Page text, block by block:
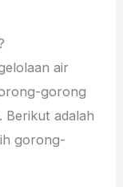
air
gorong
Berikut adalah
gorong-